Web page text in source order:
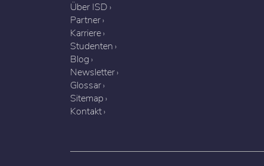
Über ISD
Partner
Karriere
Studenten
Blog
Newsletter
Glossar
Sitemap
Kontakt